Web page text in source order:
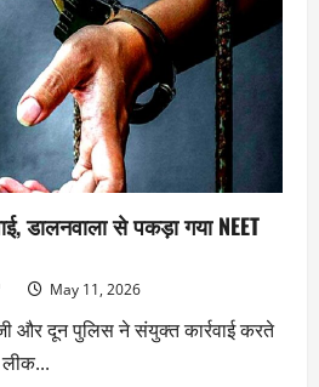
डालनवाला से पकड़ा गया NEET
May 11, 2026
और दून पुलिस ने संयुक्त कार्रवाई करते